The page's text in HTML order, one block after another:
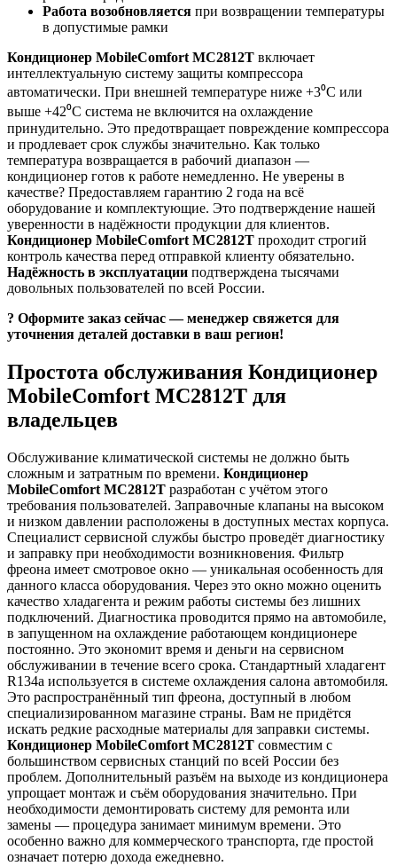
Работа возобновляется при возвращении температуры
в допустимые рамки
Кондиционер MobileComfort MC2812T включает
интеллектуальную систему защиты компрессора
автоматически. При внешней температуре ниже +3⁰С или
выше +42⁰С система не включится на охлаждение
принудительно. Это предотвращает повреждение компрессора
и продлевает срок службы значительно. Как только
температура возвращается в рабочий диапазон —
кондиционер готов к работе немедленно. Не уверены в
качестве? Предоставляем гарантию 2 года на всё
оборудование и комплектующие. Это подтверждение нашей
уверенности в надёжности продукции для клиентов.
Кондиционер MobileComfort MC2812T проходит строгий
контроль качества перед отправкой клиенту обязательно.
Надёжность в эксплуатации подтверждена тысячами
довольных пользователей по всей России.
? Оформите заказ сейчас — менеджер свяжется для
уточнения деталей доставки в ваш регион!
Простота обслуживания Кондиционер
MobileComfort MC2812T для
владельцев
Обслуживание климатической системы не должно быть
сложным и затратным по времени. Кондиционер
MobileComfort MC2812T разработан с учётом этого
требования пользователей. Заправочные клапаны на высоком
и низком давлении расположены в доступных местах корпуса.
Специалист сервисной службы быстро проведёт диагностику
и заправку при необходимости возникновения. Фильтр
фреона имеет смотровое окно — уникальная особенность для
данного класса оборудования. Через это окно можно оценить
качество хладагента и режим работы системы без лишних
подключений. Диагностика проводится прямо на автомобиле,
в запущенном на охлаждение работающем кондиционере
постоянно. Это экономит время и деньги на сервисном
обслуживании в течение всего срока. Стандартный хладагент
R134a используется в системе охлаждения салона автомобиля.
Это распространённый тип фреона, доступный в любом
специализированном магазине страны. Вам не придётся
искать редкие расходные материалы для заправки системы.
Кондиционер MobileComfort MC2812T совместим с
большинством сервисных станций по всей России без
проблем. Дополнительный разъём на выходе из кондиционера
упрощает монтаж и съём оборудования значительно. При
необходимости демонтировать систему для ремонта или
замены — процедура занимает минимум времени. Это
особенно важно для коммерческого транспорта, где простой
означает потерю дохода ежедневно.